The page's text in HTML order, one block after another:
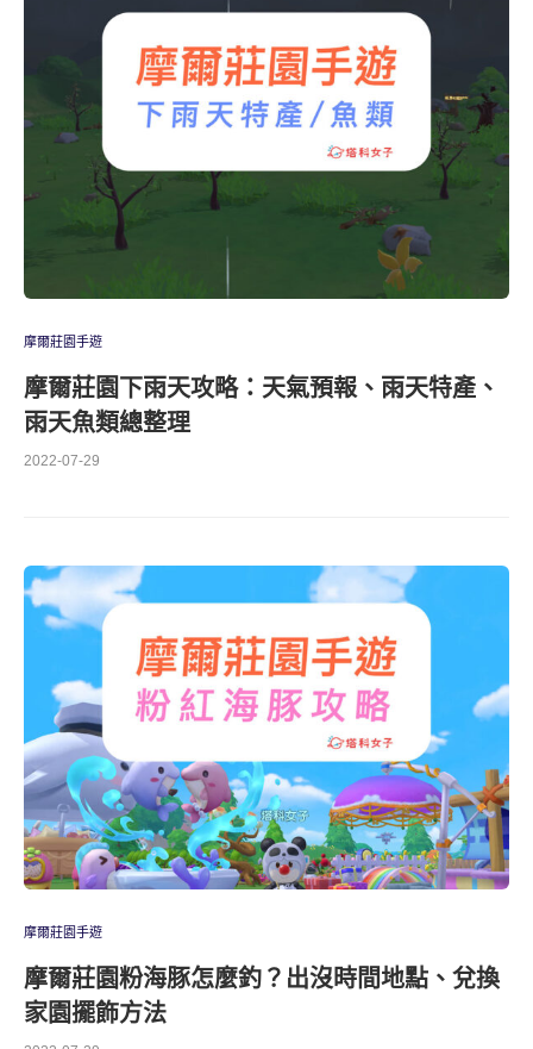
摩爾莊園手遊
摩爾莊園下雨天攻略：天氣預報、雨天特產、
雨天魚類總整理
2022-07-29
摩爾莊園手遊
摩爾莊園粉海豚怎麼釣？出沒時間地點、兌換
家園擺飾方法